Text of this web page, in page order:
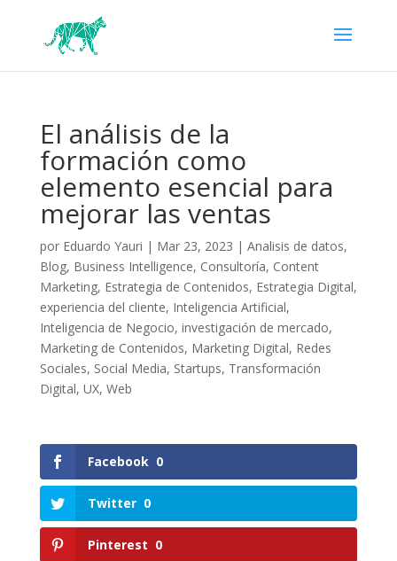
El análisis de la
formación como
elemento esencial para
mejorar las ventas
por Eduardo Yauri | Mar 23, 2023 | Analisis de datos,
Blog, Business Intelligence, Consultoría, Content
Marketing, Estrategia de Contenidos, Estrategia Digital,
experiencia del cliente, Inteligencia Artificial,
Inteligencia de Negocio, investigación de mercado,
Marketing de Contenidos, Marketing Digital, Redes
Sociales, Social Media, Startups, Transformación
Digital, UX, Web
Facebook 0
Twitter 0
Pinterest 0